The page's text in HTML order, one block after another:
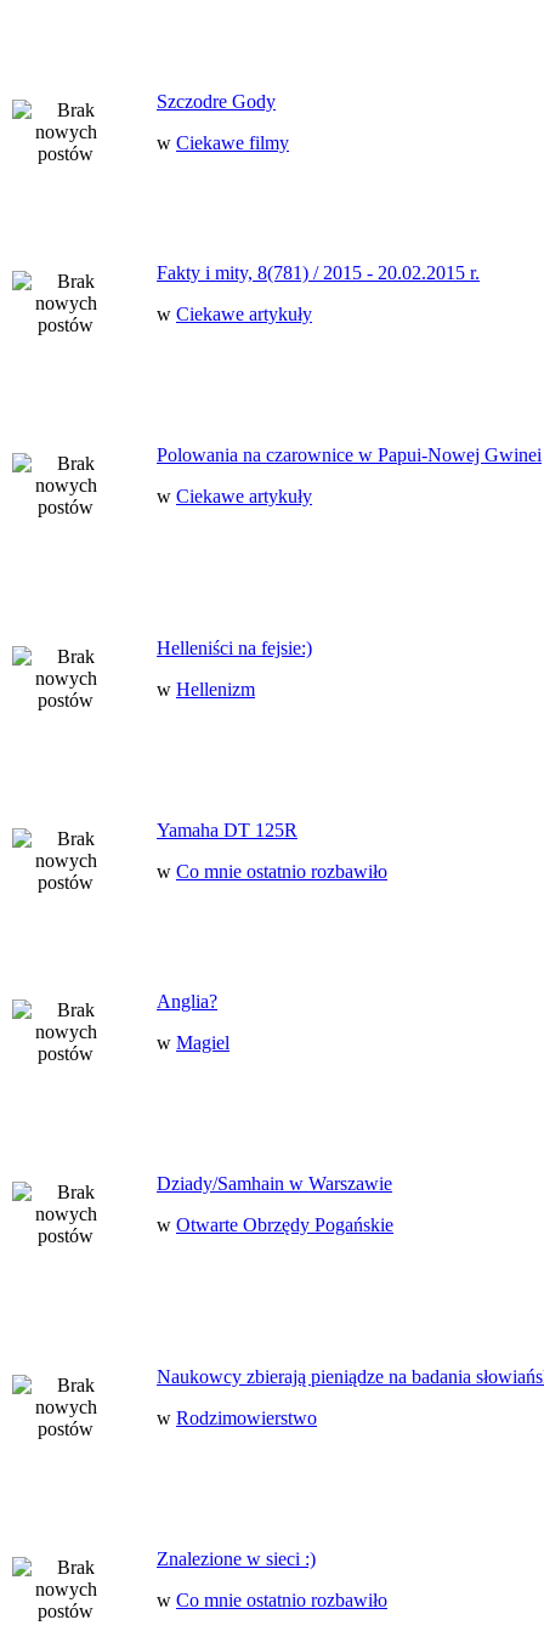
Szczodre Gody
w Ciekawe filmy
Fakty i mity, 8(781) / 2015 - 20.02.2015 r.
w Ciekawe artykuły
Polowania na czarownice w Papui-Nowej Gwinei
w Ciekawe artykuły
Helleniści na fejsie:)
w Hellenizm
Yamaha DT 125R
w Co mnie ostatnio rozbawiło
Anglia?
w Magiel
Dziady/Samhain w Warszawie
w Otwarte Obrzędy Pogańskie
Naukowcy zbierają pieniądze na badania
w Rodzimowierstwo
Znalezione w sieci :)
w Co mnie ostatnio rozbawiło